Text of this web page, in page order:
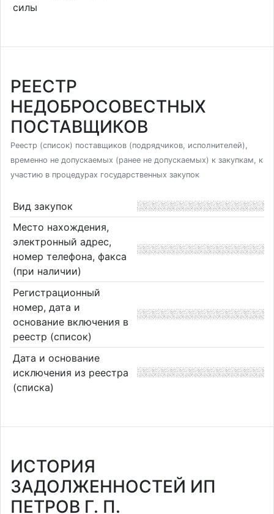
силы
РЕЕСТР
НЕДОБРОСОВЕСТНЫХ
ПОСТАВЩИКОВ
Реестр (список) поставщиков (подрядчиков, исполнителей),
временно не допускаемых (ранее не допускаемых) к закупкам, к
участию в процедурах государственных закупок
Вид закупок
Место нахождения,
электронный адрес,
номер телефона, факса
(при наличии)
Регистрационный
номер, дата и
основание включения в
реестр (список)
Дата и основание
исключения из реестра
(списка)
ИСТОРИЯ
ЗАДОЛЖЕННОСТЕЙ ИП
ПЕТРОВ Г. П.